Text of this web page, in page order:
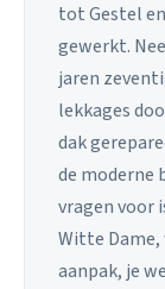
tot Gestel
gewerkt.
jaren
lekkages
dak
de moderne
vragen voor
Witte Dame,
aanpak, je